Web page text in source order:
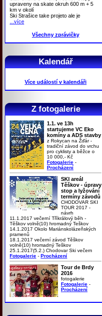
upraveny na skate okruh 600 m + 5
km v okolí
Ski Strašice take projeto ale je
...více
Všechny zprávičky
Kalendář
Více událostí v kalendáři
Z fotogalerie
1.1. ve 13h
startujeme VC Eko
komíny a ADS stavby
z Rokycan na Žďár -
tradiční závod do vrchu
pro cyklisty a běžce o
10 000,- Kč
Fotogalerie -
Procházení
SKI areál
Těškov - úpravy
stop a lyžování
termíny závodů
CHODOVAR SKI
TOUR 2017 -
návrh
11.1.2017 večerní Tříkrálový běh -
Těškov volně(10) hromadný Teškov
14.1.2017 Okolo Mariánskolázeňských
pramenů
18.1.2017 večerní závod Těškov
volně(10) hromadný Teškov
25.1.2017(5.2.) Chodovar Ski večern
Fotogalerie - Procházení
Tour de Brdy
2016
fotogalerie
Fotogalerie -
Procházení